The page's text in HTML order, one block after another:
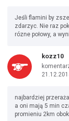
Jeśli flamini by
zdarzyc. Nie raz
rózne połowy, a
kozz10
najbardziej
a oni mają 5 min
promieniu 2km